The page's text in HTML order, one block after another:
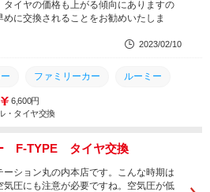
タイヤの価格も上がる傾向にありますの
めに交換されることをお勧めいたしま
2023/02/10
ファミリーカー ルーミー
取付
6,600円
・タイヤ交換
F-TYPE タイヤ交換
ーション丸の内本店です。こんな時期は
気圧にも注意が必要ですね。空気圧が低